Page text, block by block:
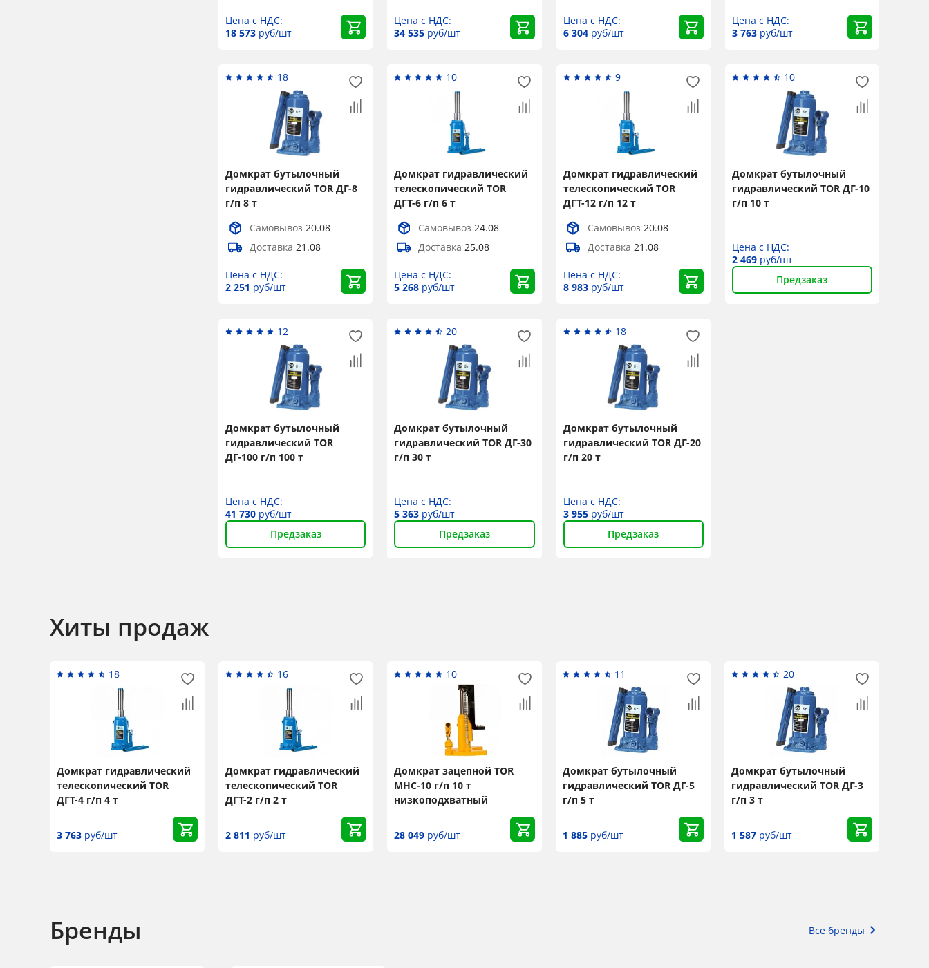
Цена с НДС:
18 573 руб/шт
Цена с НДС:
34 535 руб/шт
Цена с НДС:
6 304руб/шт
Цена с НДС:
3 763руб/шт
18
Домкрат бутылочный
гидравлический TOR ДГ-8
г/п 8 т
Самовывоз 20.08
Доставка 21.08
Цена с НДС:
2 251 руб/шт
10
Домкрат гидравлический
телескопический TOR
ДГТ-6 г/п 6 т
Самовывоз24.08
Доставка25.08
Цена с НДС:
5 268 руб/шт
9
Домкрат гидравлический
телескопический TOR
ДГТ-12 г/п 12 т
Самовывоз 20.08
Доставка 21.08
Цена с НДС:
8 983руб/шт
10
Домкрат бутылочный
гидравлический TOR ДГ-10
г/п 10 т
Цена с НДС:
2 469руб/шт
Предзаказ
12
Домкрат бутылочный
гидравлический TOR
ДГ-100 г/п 100 т
Цена с НДС:
41 730 руб/шт
Предзаказ
20
Домкрат бутылочный
гидравлический TOR ДГ-30
г/п 30 т
Цена с НДС:
5 363 руб/шт
Предзаказ
18
Домкрат бутылочный
гидравлический TOR ДГ-20
г/п 20 т
Цена с НДС:
3 955руб/шт
Предзаказ
Хиты продаж
18
Домкрат гидравлический
телескопический TOR
ДГТ-4 г/п 4 т
3 763 руб/шт
16
Домкрат гидравлический
телескопический TOR
ДГТ-2 г/п 2 т
2 811 руб/шт
10
Домкрат зацепной TOR
MHC-10 г/п 10 т
низкоподхватный
28 049 руб/шт
11
Домкрат бутылочный
гидравлический TOR ДГ-5
г/п 5 т
1 885 руб/шт
20
Домкрат бутылочный
гидравлический TOR ДГ-3
г/п 3 т
1 587 руб/шт
Бренды Все бренды
Title
Popup Content